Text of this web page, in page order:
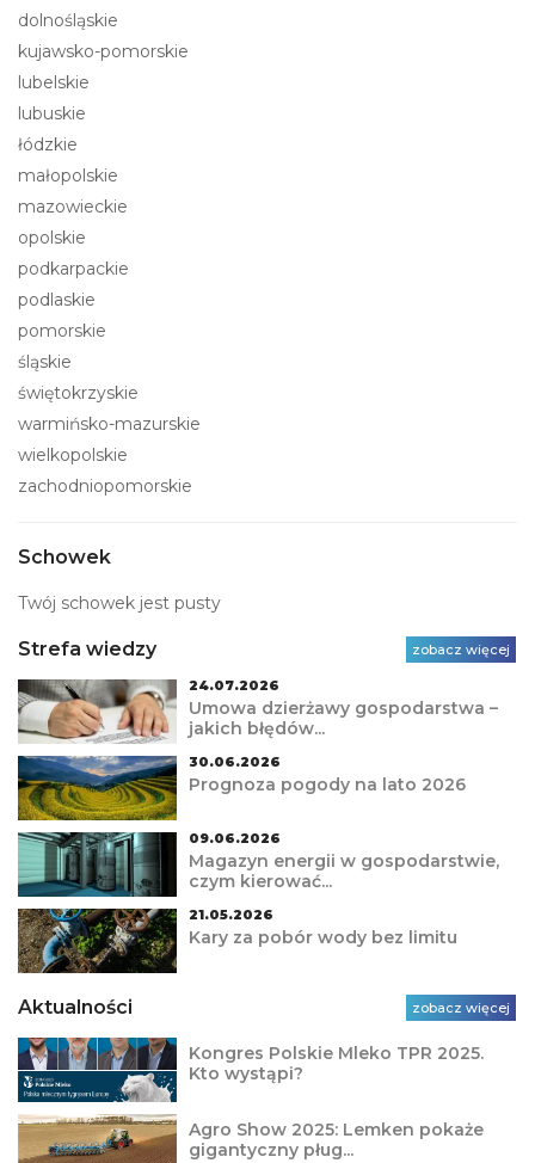
dolnośląskie
kujawsko-pomorskie
lubelskie
lubuskie
łódzkie
małopolskie
mazowieckie
opolskie
podkarpackie
podlaskie
pomorskie
śląskie
świętokrzyskie
warmińsko-mazurskie
wielkopolskie
zachodniopomorskie
Schowek
Twój schowek jest pusty
Strefa wiedzy zobacz więcej
24.07.2026
Umowa dzierżawy gospodarstwa –
jakich błędów...
30.06.2026
Prognoza pogody na lato 2026
09.06.2026
Magazyn energii w gospodarstwie,
czym kierować...
21.05.2026
Kary za pobór wody bez limitu
Aktualności zobacz więcej
Kongres Polskie Mleko TPR 2025.
Kto wystąpi?
Agro Show 2025: Lemken pokaże
gigantyczny pług...